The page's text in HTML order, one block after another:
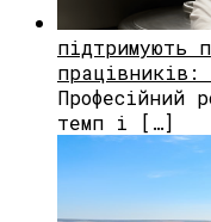
підтримують
працівників:
Професійний
темп і […]